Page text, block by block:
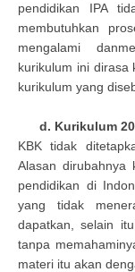
pendidikan IPA
membutuhkan
mengalami
kurikulum ini dirasa
kurikulum yang
d. Kurikulum
KBK tidak
Alasan dirubahnya
pendidikan di
yang tidak
dapatkan, selain
tanpa
materi itu akan